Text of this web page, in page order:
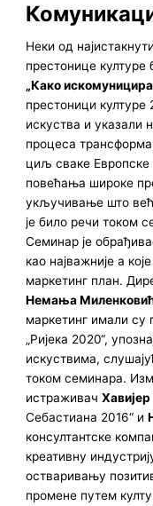
Неки од
престонице
„Како
престоници културе
искуства и указали
процеса
циљ сваке Европске
повећања широке
укључивање што
је било речи током
Семинар је
као најважније а
маркетинг план.
Немања
маркетинг имали су
„Ријека 2020“,
искуствима,
током семинара.
истраживачХавијер
Себастиана 2016“ и
консултантске
креативну
остваривању
промене путем